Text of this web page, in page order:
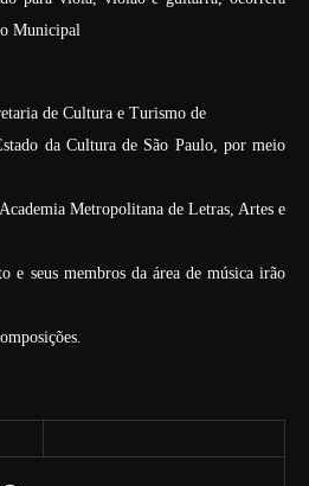
Municipal
de Cultura e Turismo de
da Cultura de São Paulo, por meio
Metropolitana de Letras, Artes e
e seus membros da área de música irão